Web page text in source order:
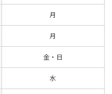
月
月
金・日
水